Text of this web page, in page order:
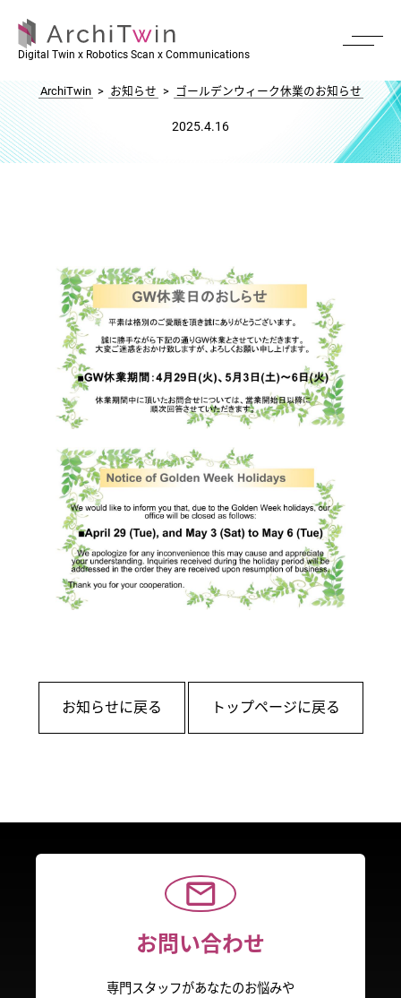
Digital Twin x Robotics Scan x Communications
ゴールデンウィーク休業のお知らせ
ArchiTwin > お知らせ > ゴールデンウィーク休業のお知らせ
2025.4.16
お知らせに戻る トップページに戻る
お問い合わせ
専門スタッフがあなたのお悩みや